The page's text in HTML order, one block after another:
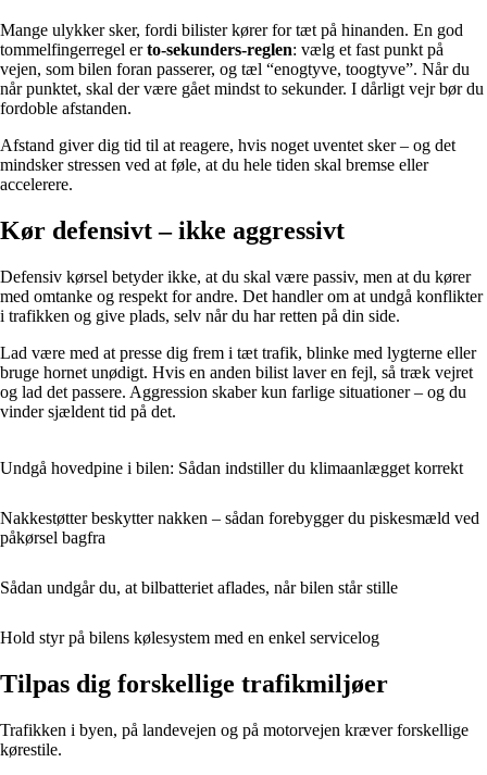
Mange ulykker sker, fordi bilister kører for tæt på hinanden. En god
tommelfingerregel erto-sekunders-reglen: vælg et fast punkt på
vejen, som bilen foran passerer, og tæl “enogtyve, toogtyve”. Når du
når punktet, skal der være gået mindst to sekunder. I dårligt vejr bør du
fordoble afstanden.
Afstand giver dig tid til at reagere, hvis noget uventet sker – og det
mindsker stressen ved at føle, at du hele tiden skal bremse eller
accelerere.
Kør defensivt – ikke aggressivt
Defensiv kørsel betyder ikke, at du skal være passiv, men at du kører
med omtanke og respekt for andre. Det handler om at undgå konflikter
i trafikken og give plads, selv når du har retten på din side.
Lad være med at presse dig frem i tæt trafik, blinke med lygterne eller
bruge hornet unødigt. Hvis en anden bilist laver en fejl, så træk vejret
og lad det passere. Aggression skaber kun farlige situationer – og du
vinder sjældent tid på det.
Undgå hovedpine i bilen: Sådan indstiller du klimaanlægget korrekt
Nakkestøtter beskytter nakken – sådan forebygger du piskesmæld ved
påkørsel bagfra
Sådan undgår du, at bilbatteriet aflades, når bilen står stille
Hold styr på bilens kølesystem med en enkel servicelog
Tilpas dig forskellige trafikmiljøer
Trafikken i byen, på landevejen og på motorvejen kræver forskellige
kørestile.